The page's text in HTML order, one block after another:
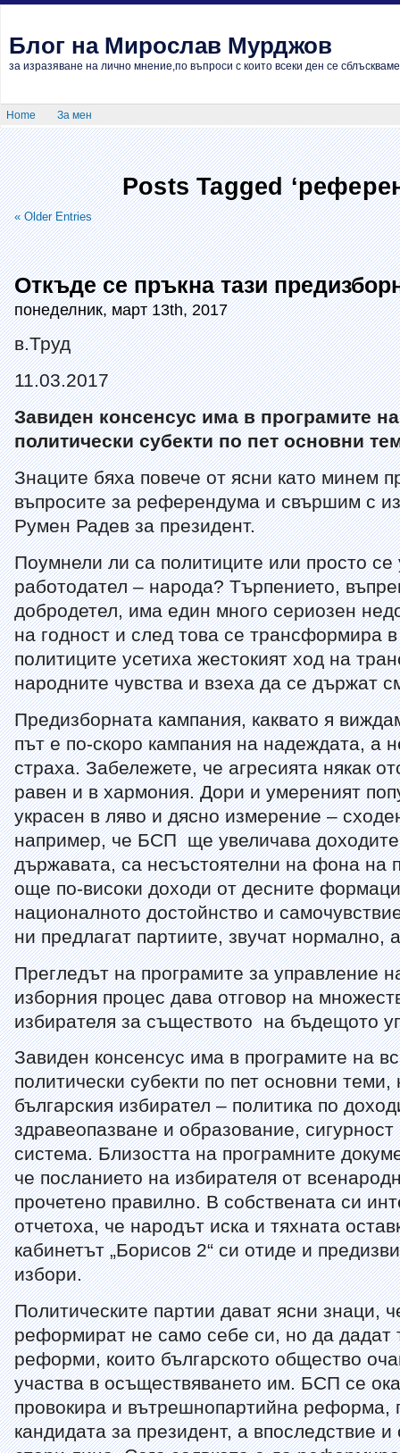
Блог на Мирослав Мурджов
за изразяване на лично мнение,по въпроси с които всеки ден се сблъскваме
Home За мен
Posts Tagged
« Older Entries
Откъде се пръкна тази
понеделник, март 13th, 2017
в.Труд
11.03.2017
Завиден консенсус има в програмите
политически субекти по пет основни
Знаците бяха повече от ясни като минем
въпросите за референдума и свършим с
Румен Радев за президент.
Поумнели ли са политиците или просто
работодател – народа? Търпението,
добродетел, има един много сериозен
на годност и след това се трансформира
политиците усетиха жестокият ход на
народните чувства и взеха да се държат
Предизборната кампания, каквато я
път е по-скоро кампания на надеждата, а
страха. Забележете, че агресията някак
равен и в хармония. Дори и умереният
украсен в ляво и дясно измерение –
например, че БСП ще увеличава
държавата, са несъстоятелни на фона на
още по-високи доходи от десните
националното достойнство и
ни предлагат партиите, звучат нормално,
Прегледът на програмите за управление
изборния процес дава отговор на
избирателя за съществото на бъдещото
Завиден консенсус има в програмите на
политически субекти по пет основни теми,
българския избирател – политика по
здравеопазване и образование,
система. Близостта на програмните
че посланието на избирателя от
прочетено правилно. В собствената си
отчетоха, че народът иска и тяхната
кабинетът „Борисов 2“ си отиде и
избори.
Политическите партии дават ясни знаци,
реформират не само себе си, но да дадат
реформи, които българското общество
участва в осъществяването им. БСП се
провокира и вътрешнопартийна реформа,
кандидата за президент, а впоследствие и